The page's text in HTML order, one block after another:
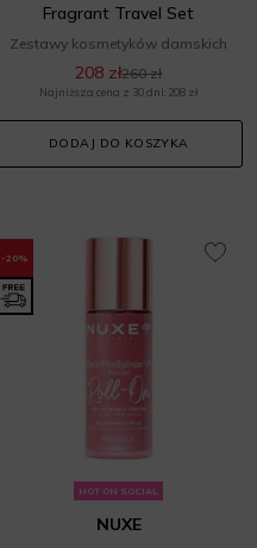
Fragrant Travel Set
Zestawy kosmetyków damskich
208 zł260 zł
Najniższa cena z 30 dni: 208 zł
DODAJ DO KOSZYKA
-20%
HOT ON SOCIAL
NUXE